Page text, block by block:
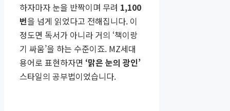
하자마자 눈을 반짝이며 무려 1,100
번을 넘게 읽었다고 전해집니다. 이
정도면 독서가 아니라 거의 ‘책이랑
기 싸움’을 하는 수준이죠. MZ세대
용어로 표현하자면 ‘맑은 눈의 광인’
스타일의 공부법이었습니다.